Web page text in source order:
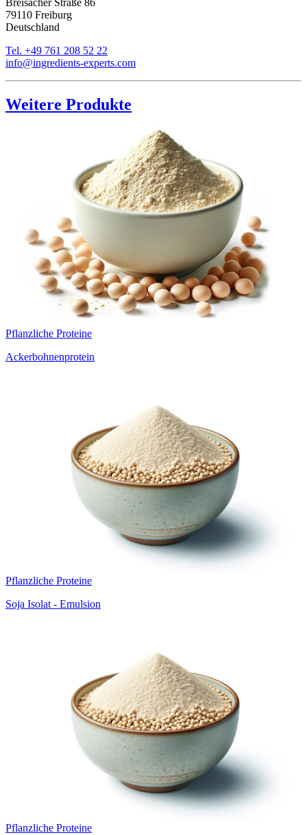
79110 Freiburg
Deutschland
Tel. +49 761 208 52 22
info@ingredients-experts.com
Weitere Produkte
Pflanzliche Proteine
Ackerbohnenprotein
Pflanzliche Proteine
Soja Isolat - Emulsion
Pflanzliche Proteine